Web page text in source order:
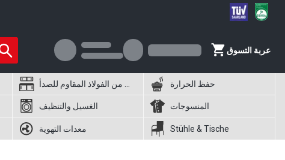
عربة التسوق
حفظ الحرارة
الغسيل والتنظيف المنسوجات
معدات التهوية Stühle & Tische